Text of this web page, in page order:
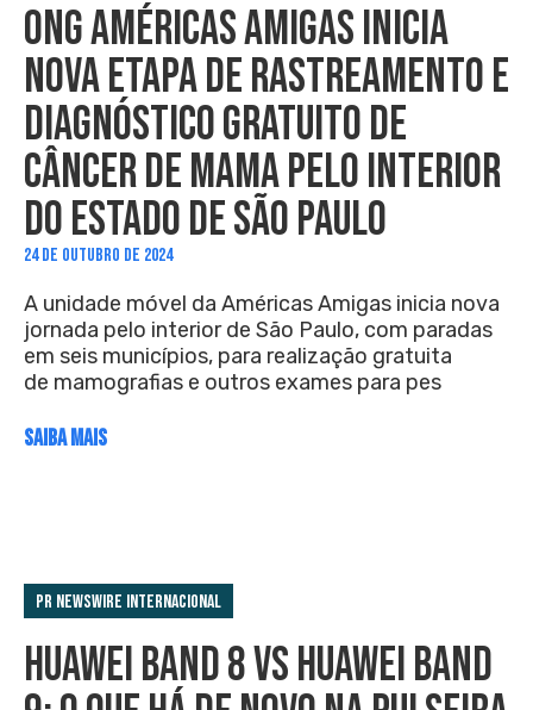
ONG AMÉRICAS AMIGAS INICIA
NOVA ETAPA DE RASTREAMENTO E
DIAGNÓSTICO GRATUITO DE
CÂNCER DE MAMA PELO INTERIOR
DO ESTADO DE SÃO PAULO
24 DE OUTUBRO DE 2024
A unidade móvel da Américas Amigas inicia nova
jornada pelo interior de São Paulo, com paradas
em seis municípios, para realização gratuita
de mamografias e outros exames para pes
SAIBA MAIS
PR Newswire Internacional
HUAWEI BAND 8 VS HUAWEI BAND